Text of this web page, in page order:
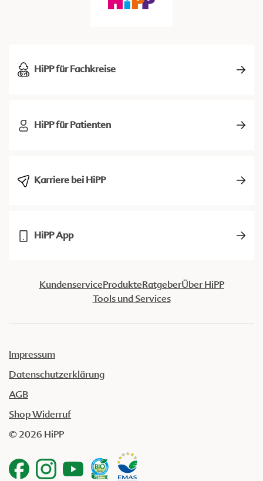
HiPP für Fachkreise
HiPP für Patienten
Karriere bei HiPP
HiPP App
KundenserviceProdukteRatgeberÜber HiPP
Tools und Services
Impressum
Datenschutzerklärung
AGB
Shop Widerruf
© 2026 HiPP